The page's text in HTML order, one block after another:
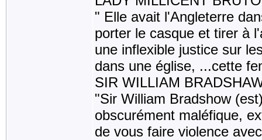
" Elle avait l'Angleterre
porter le casque et tirer à
une inflexible justice sur
dans une église, ...cette
SIR WILLIAM
"Sir William Bradshow
obscurément maléfique,
de vous faire violence